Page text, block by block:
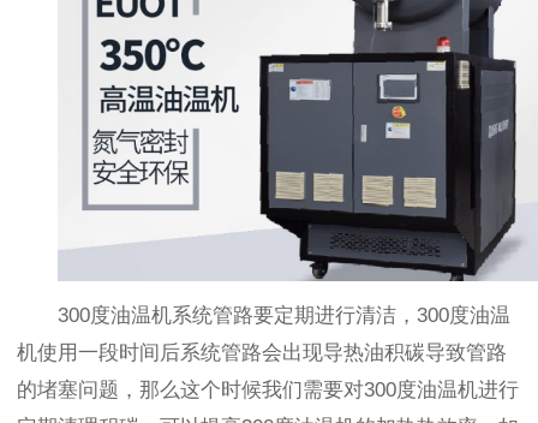
300度油温机系统管路要定期进行清洁，300度油温
机使用一段时间后系统管路会出现导热油积碳导致管路
的堵塞问题，那么这个时候我们需要对300度油温机进行